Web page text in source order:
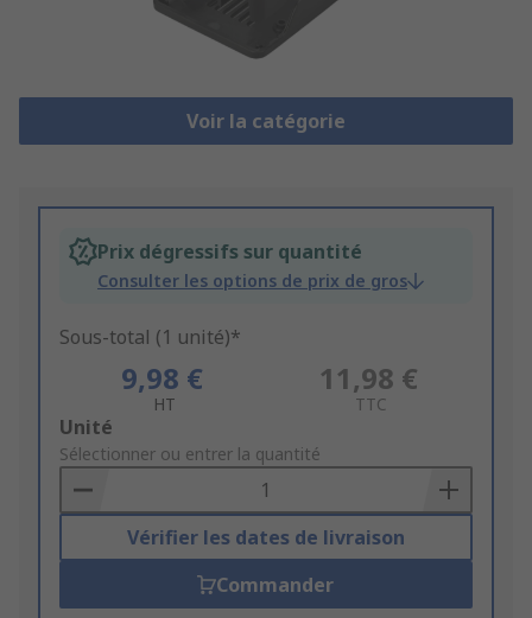
Voir la catégorie
Prix dégressifs sur quantité
Consulter les options de prix de gros
Sous-total (1 unité)*
9,98 €
HT
11,98 €
TTC
Add
to
Basket
Unité
Sélectionner ou entrer la quantité
Vérifier les dates de livraison
Commander